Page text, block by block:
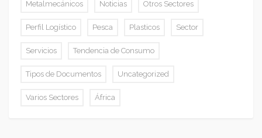
Metalmecánicos Noticias Otros Sectores
Perfil Logístico Pesca Plasticos Sector
Servicios Tendencia de Consumo
Tipos de Documentos Uncategorized
Varios Sectores África